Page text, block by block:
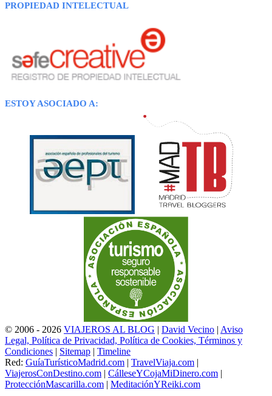
PROPIEDAD INTELECTUAL
ESTOY ASOCIADO A:
© 2006 - 2026 VIAJEROS AL BLOG | David Vecino | Aviso
Legal, Política de Privacidad, Política de Cookies, Términos y
Condiciones | Sitemap | Timeline
Red: GuíaTurísticoMadrid.com | TravelViaja.com |
ViajerosConDestino.com | CálleseYCojaMiDinero.com |
ProtecciónMascarilla.com | MeditaciónYReiki.com